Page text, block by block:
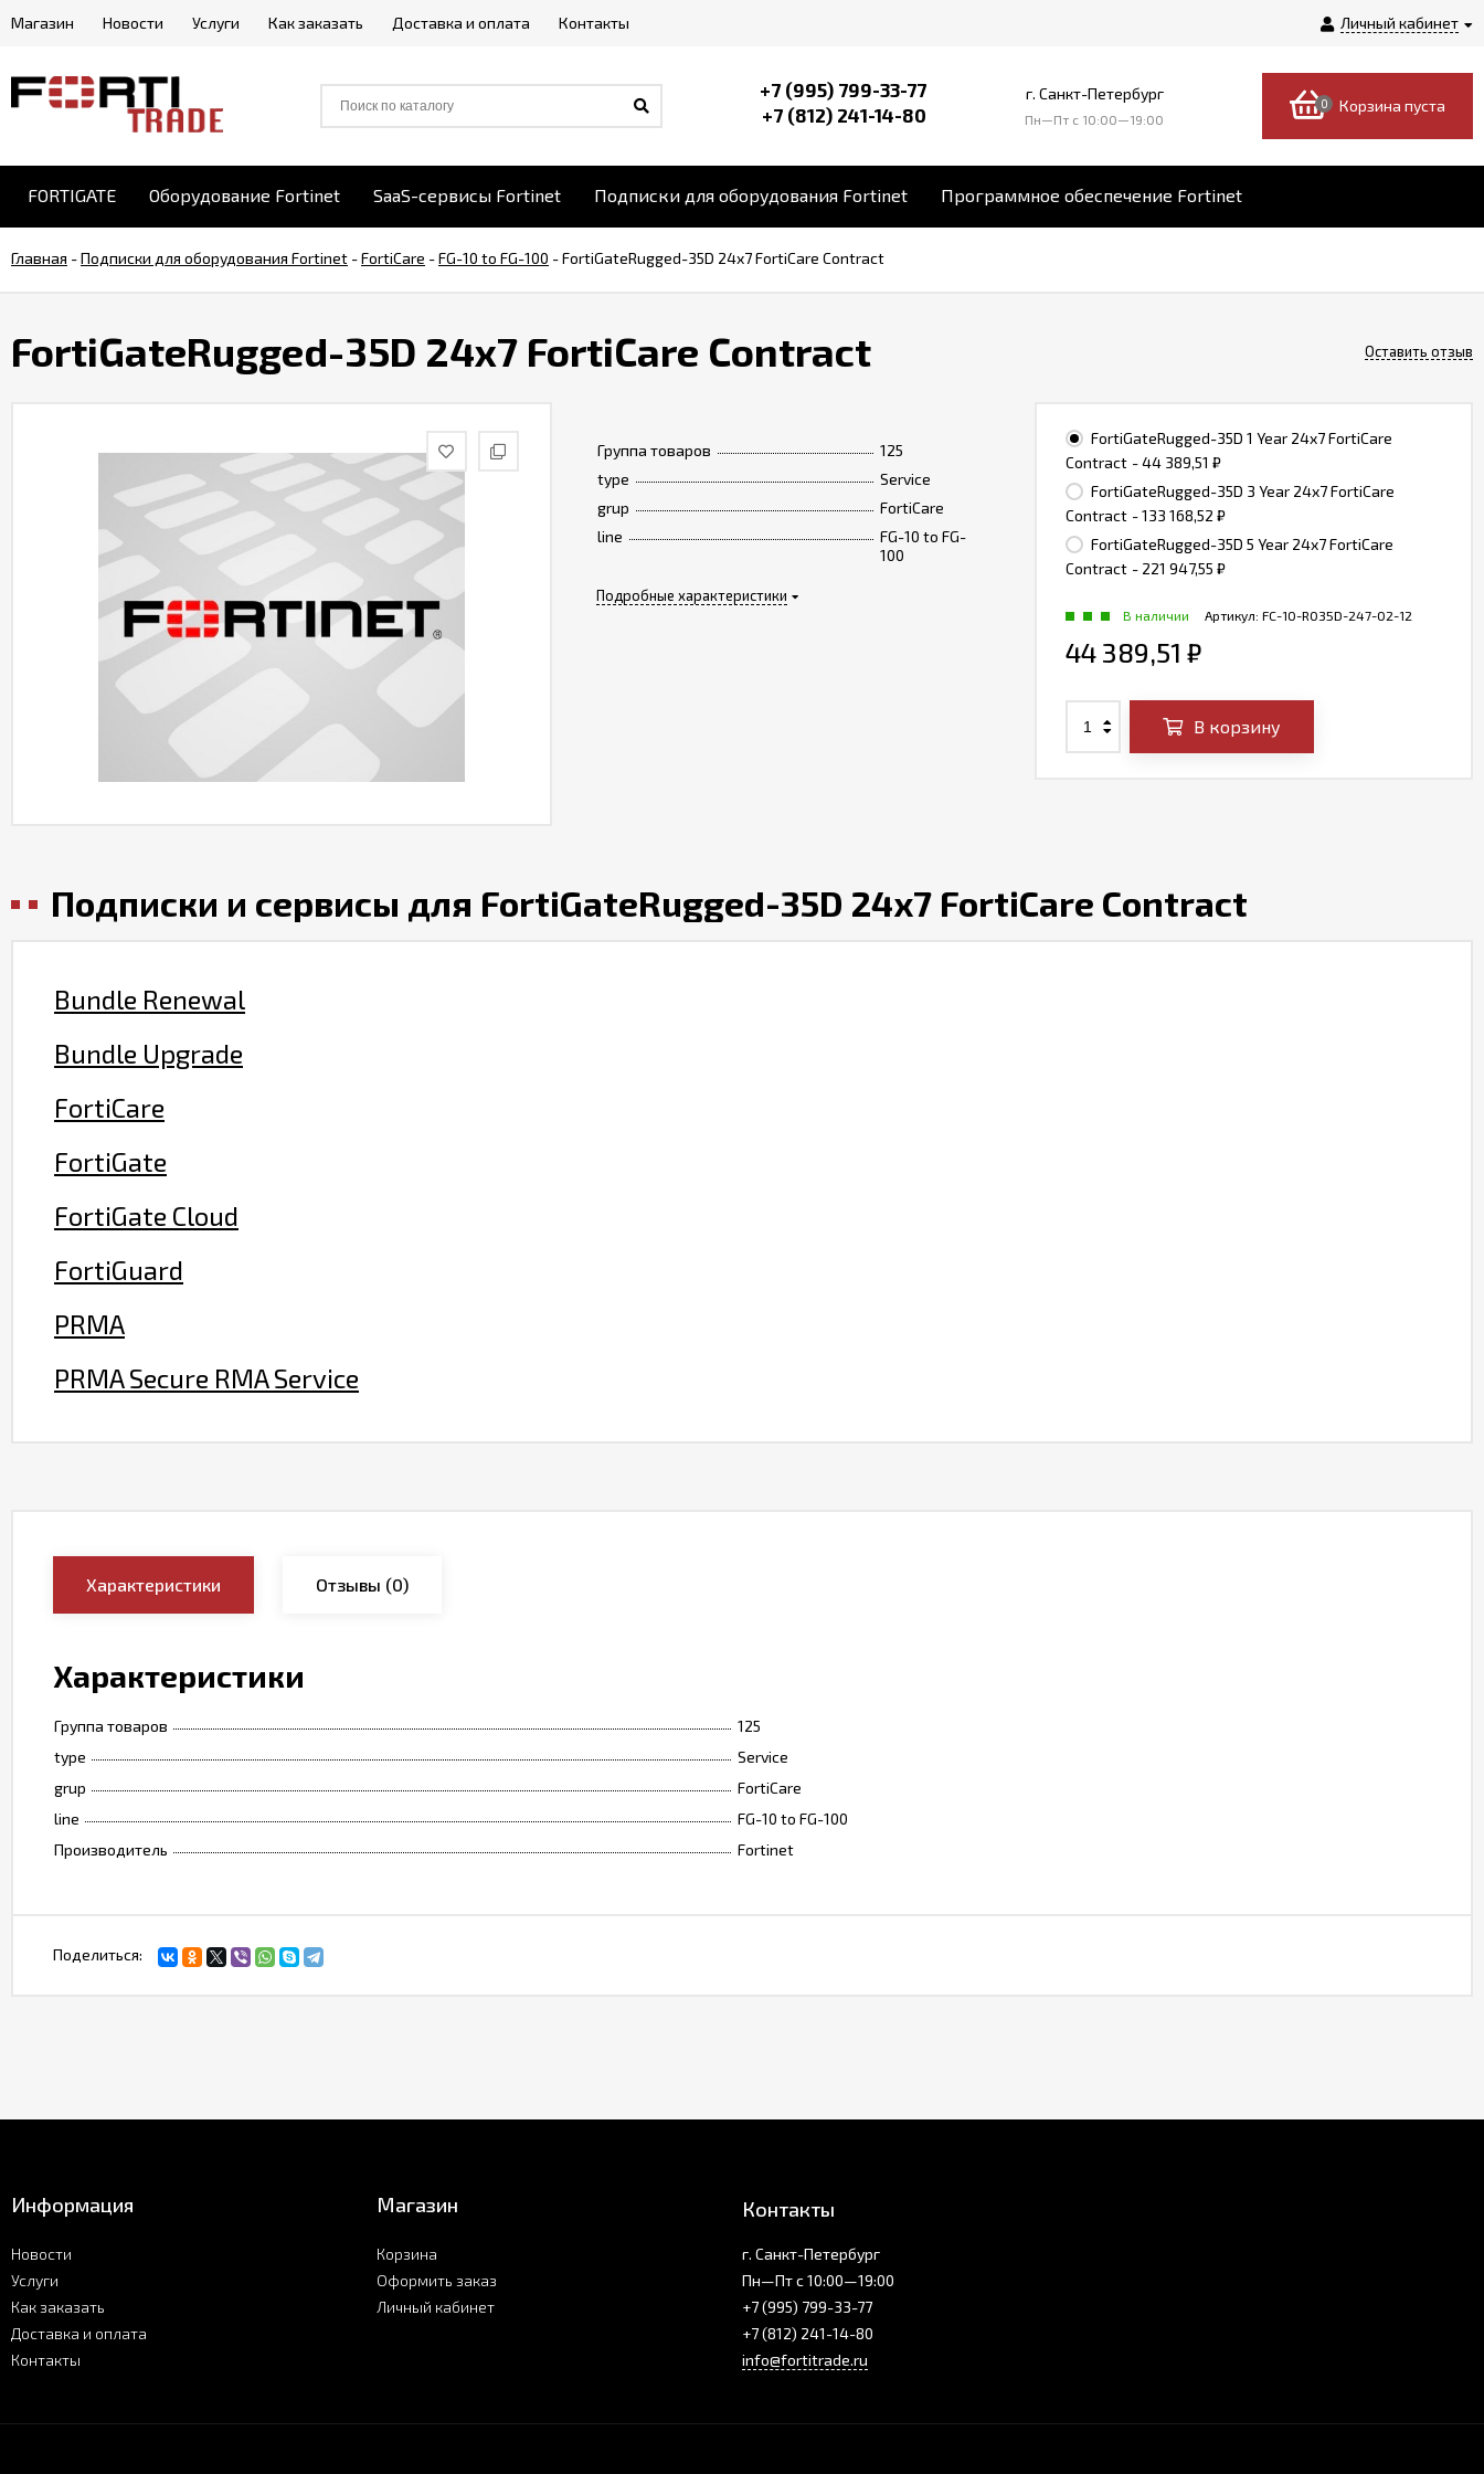
Личный кабинет
Магазин Новости Услуги Как заказать Доставка и оплата Контакты
+7 (995) 799-33-77
+7 (812) 241-14-80
г. Санкт-Петербург
Пн—Пт c 10:00—19:00
0 Корзина пуста
FORTIGATE Оборудование Fortinet SaaS-сервисы Fortinet Подписки для оборудования Fortinet Программное обеспечение Fortinet
Главная -Подписки для оборудования Fortinet -FortiCare -FG-10 to FG-100 -FortiGateRugged-35D 24x7 FortiCare Contract
FortiGateRugged-35D 24x7 FortiCare Contract Оставить отзыв
Группа товаров
125
type
Service
grup
FortiCare
line
FG-10 to FG-
100
Подробные характеристики
FortiGateRugged-35D 1 Year 24x7 FortiCare
Contract - 44 389,51 ₽
FortiGateRugged-35D 3 Year 24x7 FortiCare
Contract - 133 168,52 ₽
FortiGateRugged-35D 5 Year 24x7 FortiCare
Contract - 221 947,55 ₽
Артикул: FC-10-R035D-247-02-12
В наличии
44 389,51 ₽
В корзину
Подписки и сервисы для FortiGateRugged-35D 24x7 FortiCare Contract
Bundle Renewal
Bundle Upgrade
FortiCare
FortiGate
FortiGate Cloud
FortiGuard
PRMA
PRMA Secure RMA Service
Характеристики Отзывы (0)
Характеристики
Группа товаров
125
type
Service
grup
FortiCare
line
FG-10 to FG-100
Производитель
Fortinet
Поделиться:
Информация
Новости
Услуги
Как заказать
Доставка и оплата
Контакты
Магазин
Корзина
Оформить заказ
Личный кабинет
Контакты
г. Санкт-Петербург
Пн—Пт с 10:00—19:00
+7 (995) 799-33-77
+7 (812) 241-14-80
info@fortitrade.ru